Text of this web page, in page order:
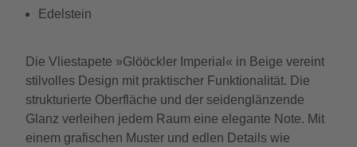
Edelstein
Die Vliestapete »Glööckler Imperial« in Beige vereint
stilvolles Design mit praktischer Funktionalität. Die
strukturierte Oberfläche und der seidenglänzende
Glanz verleihen jedem Raum eine elegante Note. Mit
einem grafischen Muster und edlen Details wie